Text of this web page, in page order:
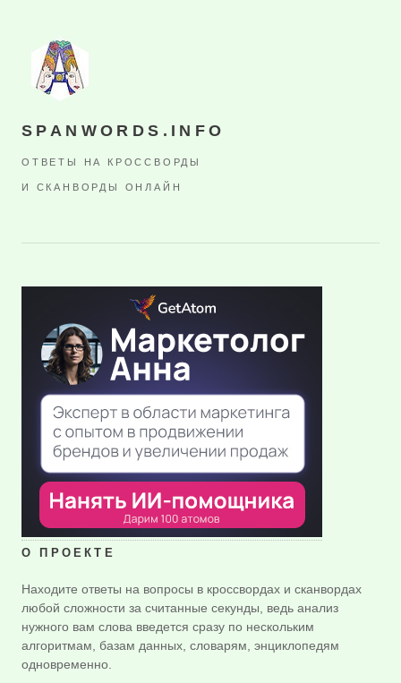
SPANWORDS.INFO
ОТВЕТЫ НА КРОССВОРДЫ
И СКАНВОРДЫ ОНЛАЙН
О ПРОЕКТЕ
Находите ответы на вопросы в кроссвордах и сканвордах
любой сложности за считанные секунды, ведь анализ
нужного вам слова введется сразу по нескольким
алгоритмам, базам данных, словарям, энциклопедям
одновременно.